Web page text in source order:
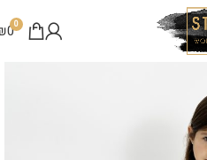
0
0